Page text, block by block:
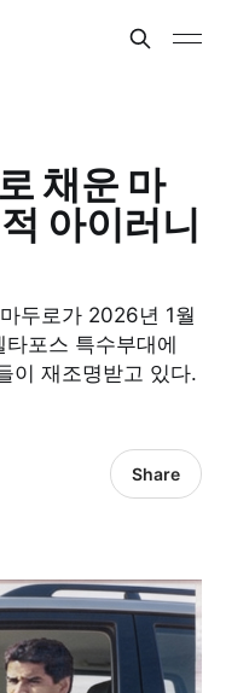
채운 마
아이러니
두로가 2026년 1월
포스 특수부대에
이 재조명받고 있다.
Share